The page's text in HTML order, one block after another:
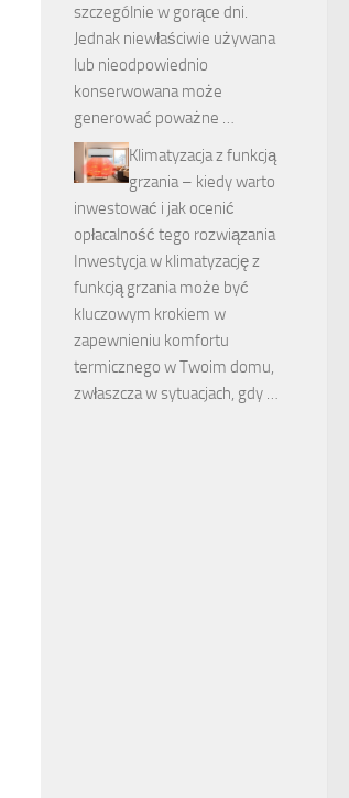
szczególnie w gorące dni.
Jednak niewłaściwie używana
lub nieodpowiednio
konserwowana może
generować poważne …
Klimatyzacja z funkcją
grzania – kiedy warto
inwestować i jak ocenić
opłacalność tego rozwiązania
Inwestycja w klimatyzację z
funkcją grzania może być
kluczowym krokiem w
zapewnieniu komfortu
termicznego w Twoim domu,
zwłaszcza w sytuacjach, gdy …